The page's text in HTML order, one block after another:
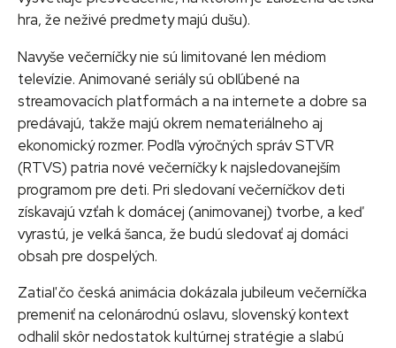
hra, že neživé predmety majú dušu).
Navyše večerníčky nie sú limitované len médiom
televízie. Animované seriály sú obľúbené na
streamovacích platformách a na internete a dobre sa
predávajú, takže majú okrem nemateriálneho aj
ekonomický rozmer. Podľa výročných správ STVR
(RTVS) patria nové večerníčky k najsledovanejším
programom pre deti. Pri sledovaní večerníčkov deti
získavajú vzťah k domácej (animovanej) tvorbe, a keď
vyrastú, je veľká šanca, že budú sledovať aj domáci
obsah pre dospelých.
Zatiaľ čo česká animácia dokázala jubileum večerníčka
premeniť na celonárodnú oslavu, slovenský kontext
odhalil skôr nedostatok kultúrnej stratégie a slabú